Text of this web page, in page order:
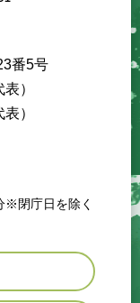
番5号
）
）
※閉庁日を除く